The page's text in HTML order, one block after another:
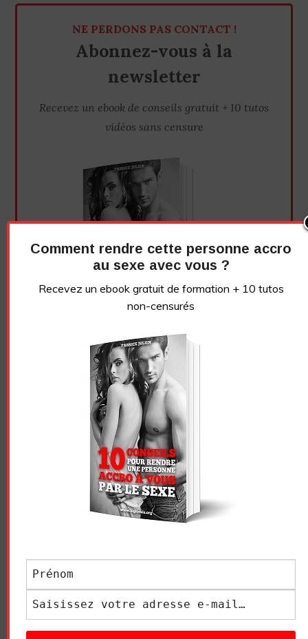
NE PERDONS PAS CONTACT !
Abonnez-vous à la
newsletter
Recevez un ebook de conseils gratuit + 10 tutos
vidéos sans censure
Essayez. Vous pouvez vous désinscrire à tout moment.
LE GRIVOIS
Comment rendre cette personne accro
au sexe avec vous ?
Recevez un ebook gratuit de formation + 10 tutos
non-censurés